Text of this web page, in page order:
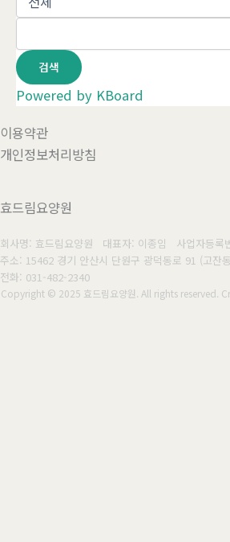
검색
Powered by KBoard
이용약관
개인정보처리방침
효드림요양원
회사명: 효드림요양원 대표자: 이종임 사업자등
주소: 15462 경기 안산시 단원구 광덕동로 91 (고잔
전화: 031-482-2340
Copyright © 2025 효드림요양원. All rights reserved.